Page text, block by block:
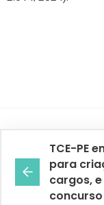
TCE-PE
para
cargos,